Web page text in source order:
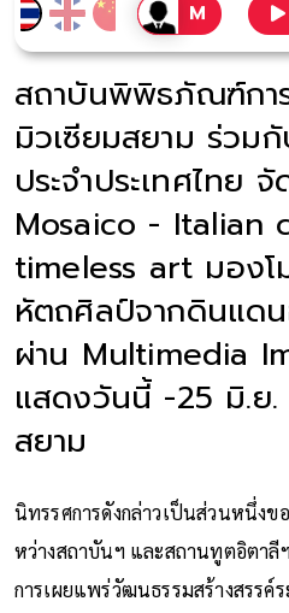
สถาบันพิพิธภัณฑ์กา
มิวเซียมสยาม ร่วม
ประจำประเทศไทย
Mosaico - Italian
timeless art มองโ
หัตถศิลป์จากดินแดน
ผ่าน Multimedia
แสดงวันนี้ -25 มิ.ย
สยาม
นิทรรศการดังกล่าวเป็นส่วนหนึ่งข
หว่างสถาบันฯ และสถานทูตอิตาลี
การเผยแพร่วัฒนธรรมสร้างสรรค์